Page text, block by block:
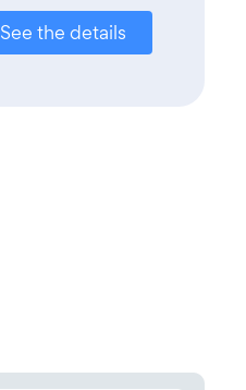
See the details